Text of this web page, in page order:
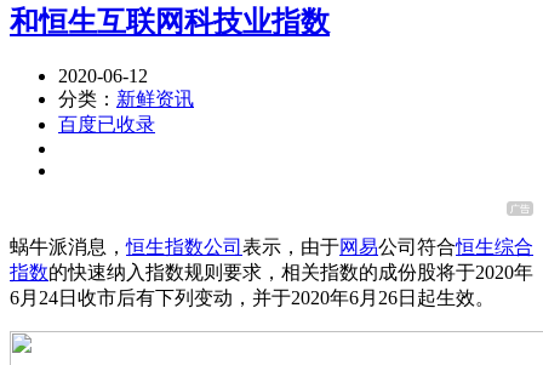
和恒生互联网科技业指数
2020-06-12
分类： 新鲜资讯
百度已收录
蜗牛派消息，恒生指数公司 表示，由于网易公司符合恒生综合
指数的快速纳入指数规则要求，相关指数的成份股将于2020年
6月24日收市后有下列变动，并于2020年6月26日起生效。